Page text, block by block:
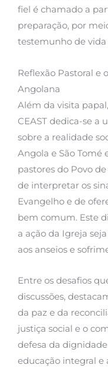
fiel é chamado a
preparação, por
testemunho de vida
Reflexão Pastoral e
Angolana
Além da visita
CEAST dedica-se a
sobre a realidade
Angola e São Tomé
pastores do Povo
de interpretar os
Evangelho e de
bem comum. Este
a ação da Igreja
aos anseios e
Entre os desafios
discussões,
da paz e da
justiça social e o
defesa da
educação integral e